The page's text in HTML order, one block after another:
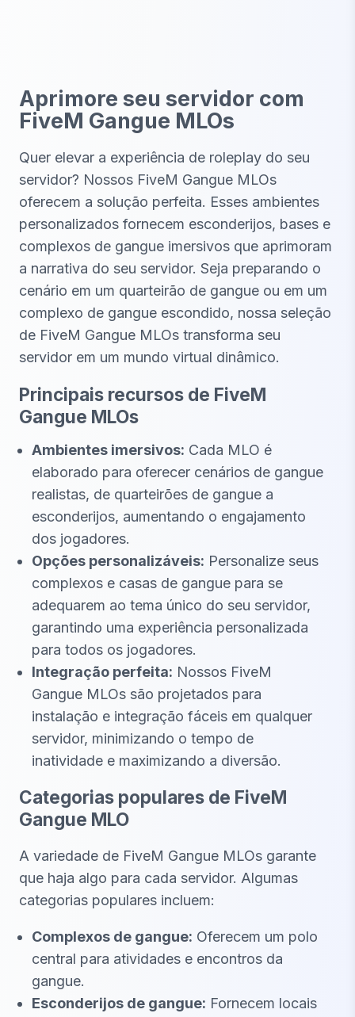
Aprimore seu servidor com
FiveM Gangue MLOs
Quer elevar a experiência de roleplay do seu
servidor? Nossos FiveM Gangue MLOs
oferecem a solução perfeita. Esses ambientes
personalizados fornecem esconderijos, bases e
complexos de gangue imersivos que aprimoram
a narrativa do seu servidor. Seja preparando o
cenário em um quarteirão de gangue ou em um
complexo de gangue escondido, nossa seleção
de FiveM Gangue MLOs transforma seu
servidor em um mundo virtual dinâmico.
Principais recursos de FiveM
Gangue MLOs
Ambientes imersivos: Cada MLO é
elaborado para oferecer cenários de gangue
realistas, de quarteirões de gangue a
esconderijos, aumentando o engajamento
dos jogadores.
Opções personalizáveis: Personalize seus
complexos e casas de gangue para se
adequarem ao tema único do seu servidor,
garantindo uma experiência personalizada
para todos os jogadores.
Integração perfeita: Nossos FiveM
Gangue MLOs são projetados para
instalação e integração fáceis em qualquer
servidor, minimizando o tempo de
inatividade e maximizando a diversão.
Categorias populares de FiveM
Gangue MLO
A variedade de FiveM Gangue MLOs garante
que haja algo para cada servidor. Algumas
categorias populares incluem:
Complexos de gangue: Oferecem um polo
central para atividades e encontros da
gangue.
Esconderijos de gangue: Fornecem locais